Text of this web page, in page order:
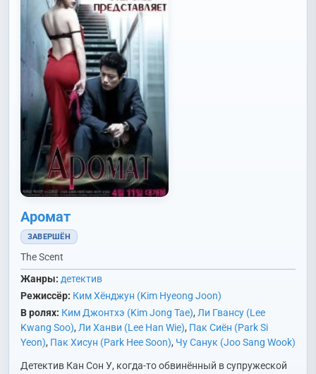
Аромат
ЗАВЕРШЁН
The Scent
Жанры: детектив
Режиссёр: Ким Хёнджун (Kim Hyeong Joon)
В ролях: Ким Джонтхэ (Kim Jong Tae), Ли Гвансу (Lee
Kwang Soo), Ли Ханви (Lee Han Wie), Пак Сиён (Park Si
Yeon), Пак Хисун (Park Hee Soon), Чу Санук (Joo Sang Wook)
Детектив Кан Сон У, когда-то обвинённый в супружеской